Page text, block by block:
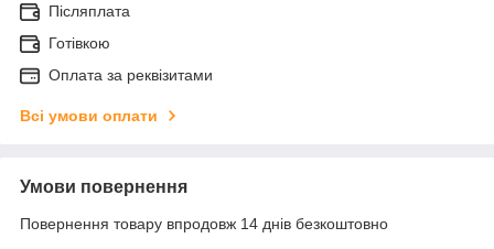
Післяплата
Готівкою
Оплата за реквізитами
Всі умови оплати
Умови повернення
Повернення товару впродовж 14 днів безкоштовно